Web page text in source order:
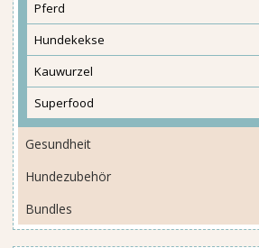
Pferd
Hundekekse
Kauwurzel
Superfood
Gesundheit
Hundezubehör
Bundles